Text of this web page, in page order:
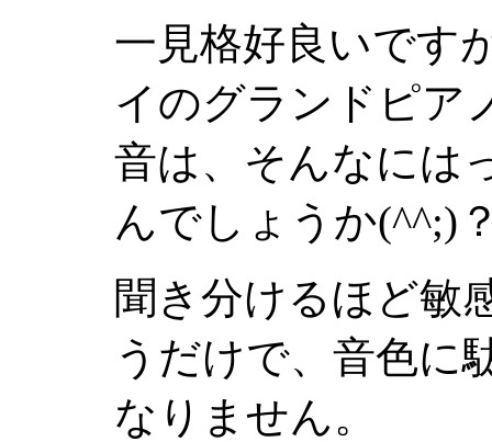
一見格好良いです
イのグランドピア
音は、そんなには
んでしょうか(^^;)
聞き分けるほど敏
うだけで、音色に
なりません。